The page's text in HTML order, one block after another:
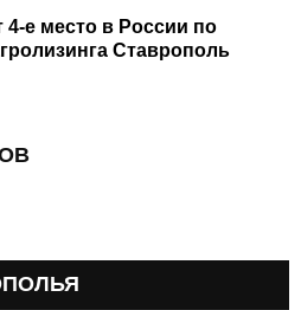
е место в России по
Ставрополь